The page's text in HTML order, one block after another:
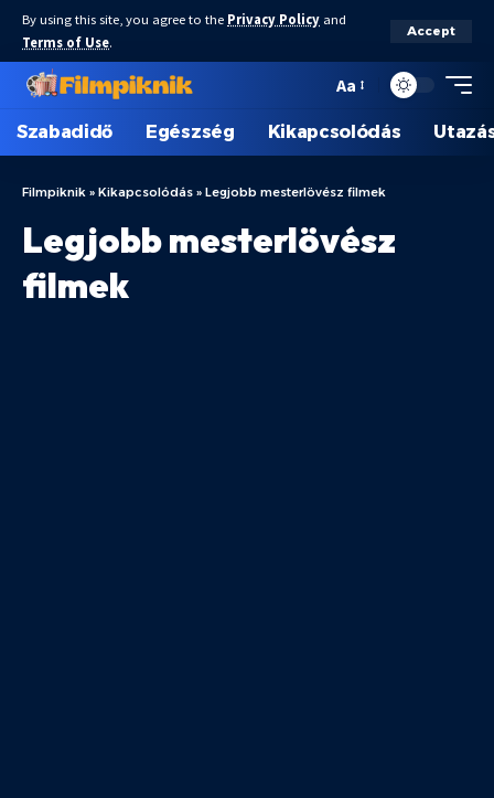
By using this site, you agree to the Privacy Policy and
Terms of Use.
Accept
Aa
Szabadidő Egészség Kikapcsolódás
Filmpiknik » Kikapcsolódás » Legjobb mesterlövész filmek
Legjobb mesterlövész
filmek